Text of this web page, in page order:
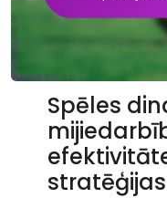
Spēles
stratēģijas